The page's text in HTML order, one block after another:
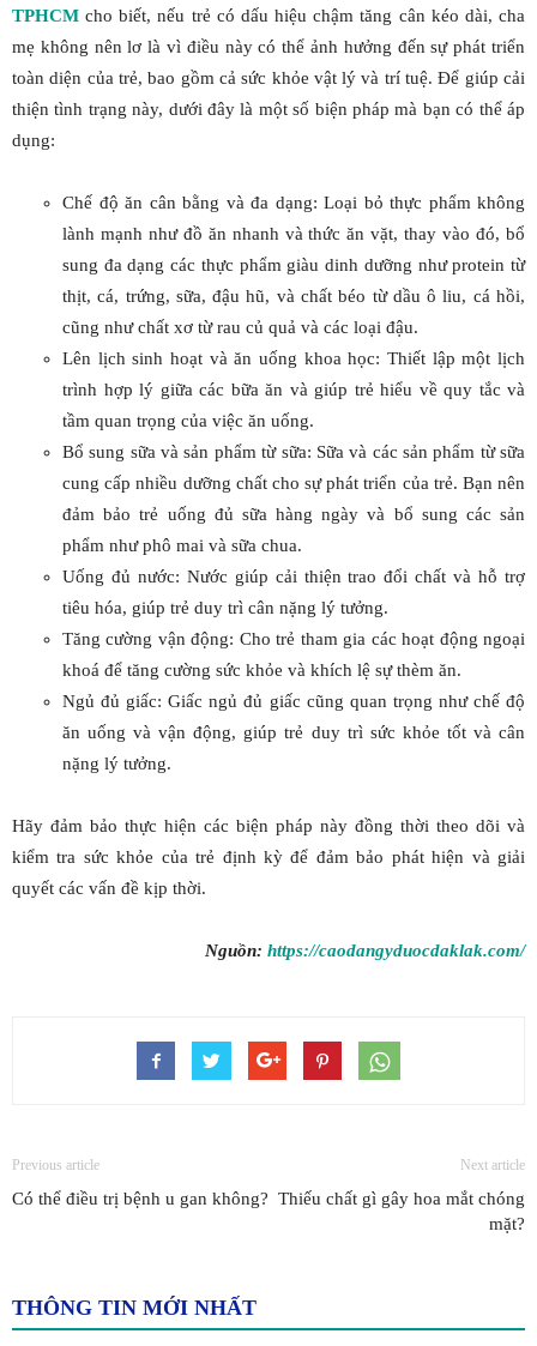
TPHCM cho biết, nếu trẻ có dấu hiệu chậm tăng cân kéo dài, cha
mẹ không nên lơ là vì điều này có thể ảnh hưởng đến sự phát triển
toàn diện của trẻ, bao gồm cả sức khỏe vật lý và trí tuệ. Để giúp cải
thiện tình trạng này, dưới đây là một số biện pháp mà bạn có thể áp
dụng:
Chế độ ăn cân bằng và đa dạng: Loại bỏ thực phẩm không
lành mạnh như đồ ăn nhanh và thức ăn vặt, thay vào đó, bổ
sung đa dạng các thực phẩm giàu dinh dưỡng như protein từ
thịt, cá, trứng, sữa, đậu hũ, và chất béo từ dầu ô liu, cá hồi,
cũng như chất xơ từ rau củ quả và các loại đậu.
Lên lịch sinh hoạt và ăn uống khoa học: Thiết lập một lịch
trình hợp lý giữa các bữa ăn và giúp trẻ hiểu về quy tắc và
tầm quan trọng của việc ăn uống.
Bổ sung sữa và sản phẩm từ sữa: Sữa và các sản phẩm từ sữa
cung cấp nhiều dưỡng chất cho sự phát triển của trẻ. Bạn nên
đảm bảo trẻ uống đủ sữa hàng ngày và bổ sung các sản
phẩm như phô mai và sữa chua.
Uống đủ nước: Nước giúp cải thiện trao đổi chất và hỗ trợ
tiêu hóa, giúp trẻ duy trì cân nặng lý tưởng.
Tăng cường vận động: Cho trẻ tham gia các hoạt động ngoại
khoá để tăng cường sức khỏe và khích lệ sự thèm ăn.
Ngủ đủ giấc: Giấc ngủ đủ giấc cũng quan trọng như chế độ
ăn uống và vận động, giúp trẻ duy trì sức khỏe tốt và cân
nặng lý tưởng.
Hãy đảm bảo thực hiện các biện pháp này đồng thời theo dõi và
kiểm tra sức khỏe của trẻ định kỳ để đảm bảo phát hiện và giải
quyết các vấn đề kịp thời.
Nguồn: https://caodangyduocdaklak.com/
Previous article
Có thể điều trị bệnh u gan không?
Next article
Thiếu chất gì gây hoa mắt chóng
mặt?
THÔNG TIN MỚI NHẤT